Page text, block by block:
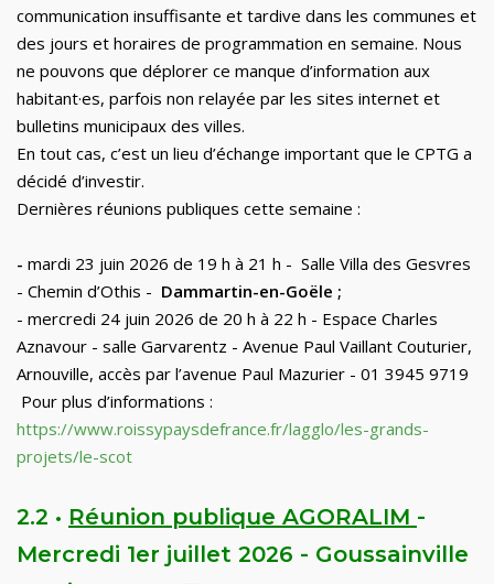
communication insuffisante et tardive dans les communes et
des jours et horaires de programmation en semaine. Nous
ne pouvons que déplorer ce manque d’information aux
habitant·es, parfois non relayée par les sites internet et
bulletins municipaux des villes.
En tout cas, c’est un lieu d’échange important que le CPTG a
décidé d’investir.
Dernières réunions publiques cette semaine :
- mardi 23 juin 2026 de 19 h à 21 h - Salle Villa des Gesvres
- Chemin d’Othis - Dammartin-en-Goële ;
- mercredi 24 juin 2026 de 20 h à 22 h - Espace Charles
Aznavour - salle Garvarentz - Avenue Paul Vaillant Couturier,
Arnouville, accès par l’avenue Paul Mazurier - 01 3945 9719
Pour plus d’informations :
https://www.roissypaysdefrance.fr/lagglo/les-grands-
projets/le-scot
2.2 • Réunion publique AGORALIM -
Mercredi 1er juillet 2026 - Goussainville